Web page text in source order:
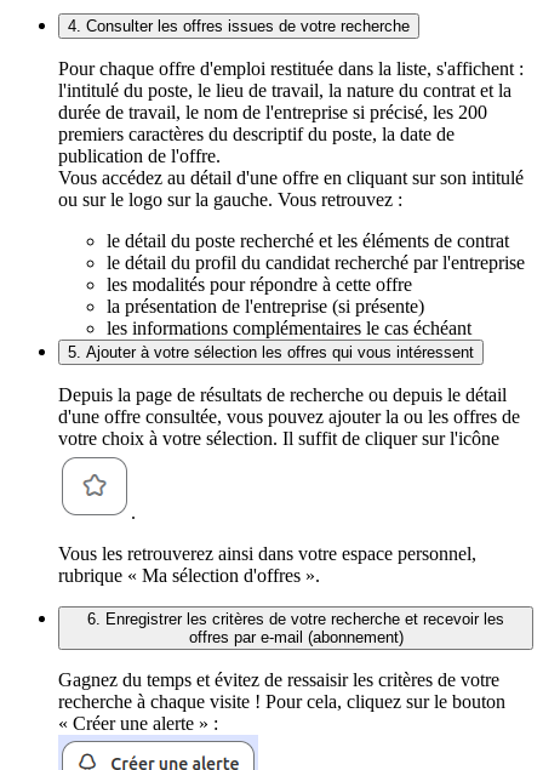
4. Consulter les offres issues de votre recherche
Pour chaque offre d'emploi restituée dans la liste, s'affichent :
l'intitulé du poste, le lieu de travail, la nature du contrat et la
durée de travail, le nom de l'entreprise si précisé, les 200
premiers caractères du descriptif du poste, la date de
publication de l'offre.
Vous accédez au détail d'une offre en cliquant sur son intitulé
ou sur le logo sur la gauche. Vous retrouvez :
le détail du poste recherché et les éléments de contrat
le détail du profil du candidat recherché par l'entreprise
les modalités pour répondre à cette offre
la présentation de l'entreprise (si présente)
les informations complémentaires le cas échéant
5. Ajouter à votre sélection les offres qui vous intéressent
Depuis la page de résultats de recherche ou depuis le détail
d'une offre consultée, vous pouvez ajouter la ou les offres de
votre choix à votre sélection. Il suffit de cliquer sur l'icône
.
Vous les retrouverez ainsi dans votre espace personnel,
rubrique « Ma sélection d'offres ».
6. Enregistrer les critères de votre recherche et recevoir les
offres par e-mail (abonnement)
Gagnez du temps et évitez de ressaisir les critères de votre
recherche à chaque visite ! Pour cela, cliquez sur le bouton
« Créer une alerte » :